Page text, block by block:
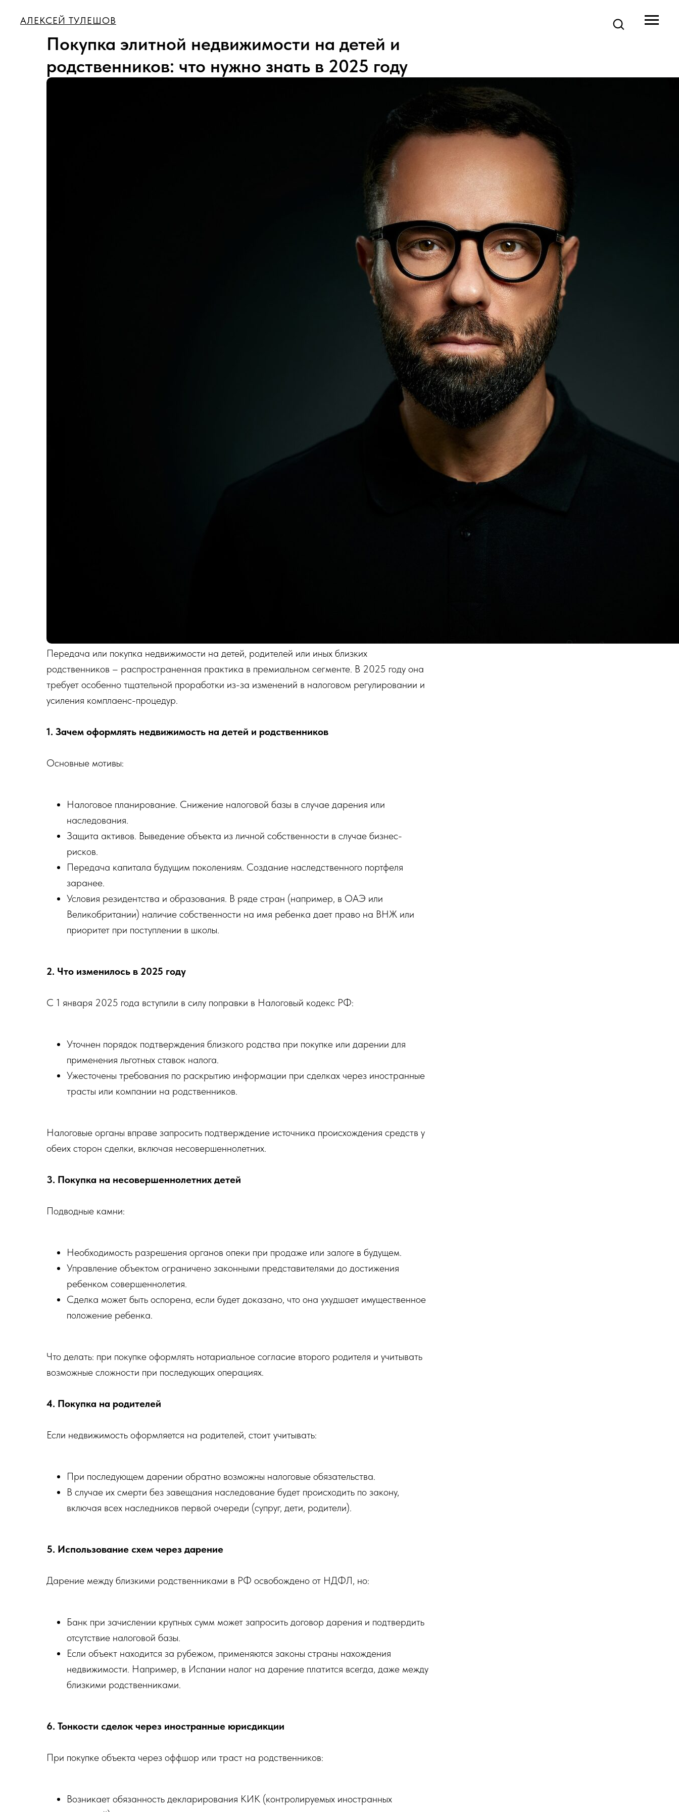
АЛЕКСЕЙ ТУЛЕШОВ
Покупка элитной недвижимости на детей и
родственников: что нужно знать в 2025 году
Передача или покупка недвижимости на детей, родителей или иных близких
родственников – распространенная практика в премиальном сегменте. В 2025 году она
требует особенно тщательной проработки из-за изменений в налоговом регулировании и
усиления комплаенс-процедур.
1. Зачем оформлять недвижимость на детей и родственников
Основные мотивы:
Налоговое планирование. Снижение налоговой базы в случае дарения или
наследования.
Защита активов. Выведение объекта из личной собственности в случае бизнес-
рисков.
Передача капитала будущим поколениям. Создание наследственного портфеля
заранее.
Условия резидентства и образования. В ряде стран (например, в ОАЭ или
Великобритании) наличие собственности на имя ребенка дает право на ВНЖ или
приоритет при поступлении в школы.
2. Что изменилось в 2025 году
С 1 января 2025 года вступили в силу поправки в Налоговый кодекс РФ:
Уточнен порядок подтверждения близкого родства при покупке или дарении для
применения льготных ставок налога.
Ужесточены требования по раскрытию информации при сделках через иностранные
трасты или компании на родственников.
Налоговые органы вправе запросить подтверждение источника происхождения средств у
обеих сторон сделки, включая несовершеннолетних.
3. Покупка на несовершеннолетних детей
Подводные камни:
Необходимость разрешения органов опеки при продаже или залоге в будущем.
Управление объектом ограничено законными представителями до достижения
ребенком совершеннолетия.
Сделка может быть оспорена, если будет доказано, что она ухудшает имущественное
положение ребенка.
Что делать: при покупке оформлять нотариальное согласие второго родителя и учитывать
возможные сложности при последующих операциях.
4. Покупка на родителей
Если недвижимость оформляется на родителей, стоит учитывать:
При последующем дарении обратно возможны налоговые обязательства.
В случае их смерти без завещания наследование будет происходить по закону,
включая всех наследников первой очереди (супруг, дети, родители).
5. Использование схем через дарение
Дарение между близкими родственниками в РФ освобождено от НДФЛ, но:
Банк при зачислении крупных сумм может запросить договор дарения и подтвердить
отсутствие налоговой базы.
Если объект находится за рубежом, применяются законы страны нахождения
недвижимости. Например, в Испании налог на дарение платится всегда, даже между
близкими родственниками.
6. Тонкости сделок через иностранные юрисдикции
При покупке объекта через оффшор или траст на родственников:
Возникает обязанность декларирования КИК (контролируемых иностранных